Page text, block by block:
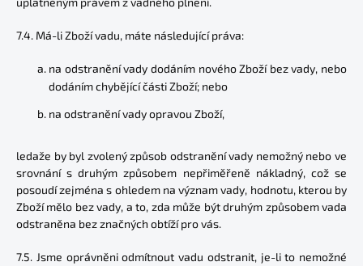
7.4. Má-li Zboží vadu, máte následující práva:
na odstranění vady dodáním nového Zboží bez vady, nebo
dodáním chybějící části Zboží; nebo
na odstranění vady opravou Zboží,
ledaže by byl zvolený způsob odstranění vady nemožný nebo ve
srovnání s druhým způsobem nepřiměřeně nákladný, což se
posoudí zejména s ohledem na význam vady, hodnotu, kterou by
Zboží mělo bez vady, a to, zda může být druhým způsobem vada
odstraněna bez značných obtíží pro vás.
7.5. Jsme oprávněni odmítnout vadu odstranit, je-li to nemožné